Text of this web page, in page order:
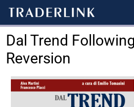
Dal Trend
Reversion